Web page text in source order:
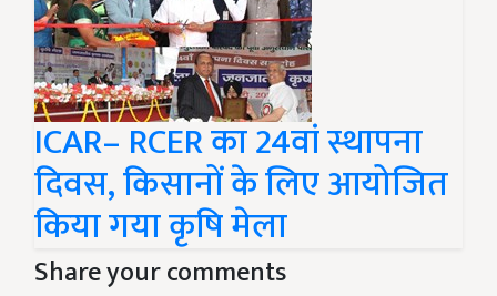
ICAR– RCER का 24वां स्थापना
दिवस, किसानों के लिए आयोजित
किया गया कृषि मेला
Share your comments